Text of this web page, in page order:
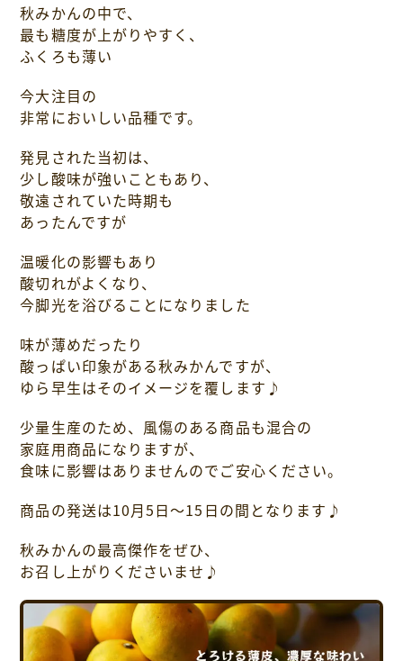
秋みかんの中で、
最も糖度が上がりやすく、
ふくろも薄い
今大注目の
非常においしい品種です。
発見された当初は、
少し酸味が強いこともあり、
敬遠されていた時期も
あったんですが
温暖化の影響もあり
酸切れがよくなり、
今脚光を浴びることになりました
味が薄めだったり
酸っぱい印象がある秋みかんですが、
ゆら早生はそのイメージを覆します♪
少量生産のため、風傷のある商品も混合の
家庭用商品になりますが、
食味に影響はありませんのでご安心ください。
商品の発送は10月5日～15日の間となります♪
秋みかんの最高傑作をぜひ、
お召し上がりくださいませ♪